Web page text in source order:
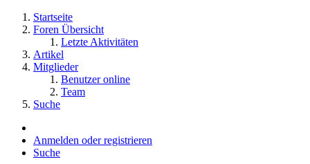
Startseite
Foren Übersicht
Letzte Aktivitäten
Artikel
Mitglieder
Benutzer online
Team
Suche
Anmelden oder registrieren
Suche